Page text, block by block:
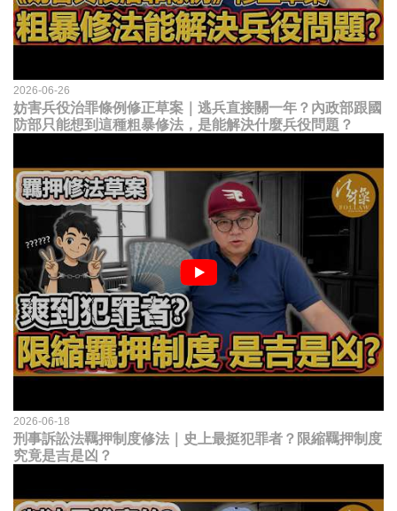
2026-06-26
妨害兵役治罪條例修正草案｜逃兵直接關一年？內政部跟國
防部只能想到這種粗暴修法，是能解決什麼兵役問題？
2026-06-18
刑事訴訟法羈押制度修法｜史上最挺犯罪者？限縮羈押制度
究竟是吉是凶？